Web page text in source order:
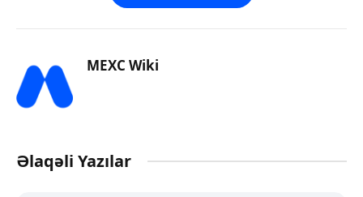
MEXC Wiki
Əlaqəli Yazılar